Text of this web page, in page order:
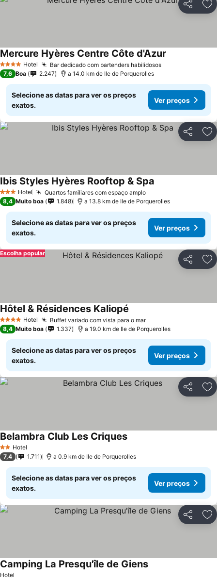
Partilhar
4 EstrelasHotel Bar dedicado com bartenders habilidosos
Mercure Hyères Centre Côte d'Azur
7,6 Boa 2.247 a 14.0 km de Ile de Porquerolles
Selecione as datas para ver os preços
exatos.
Ver preços
Partilhar
3 EstrelasHotel Quartos familiares com espaço amplo
Ibis Styles Hyères Rooftop & Spa
8,4 Muito boa 1.848 a 13.8 km de Ile de Porquerolles
Selecione as datas para ver os preços
exatos.
Ver preços
Partilhar
Escolha popular
4 EstrelasHotel Buffet variado com vista para o mar
Hôtel & Résidences Kaliopé
8,4 Muito boa 1.337 a 19.0 km de Ile de Porquerolles
Selecione as datas para ver os preços
exatos.
Ver preços
Partilhar
2 Estrelas
Hotel
Belambra Club Les Criques
7,4 1.711 a 0.9 km de Ile de Porquerolles
Selecione as datas para ver os preços
exatos.
Ver preços
Partilhar
Hotel
Camping La Presqu'île de Giens